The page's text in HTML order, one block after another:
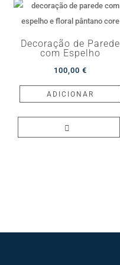
Decoração de Parede
com Espelho
100,00€
ADICIONAR